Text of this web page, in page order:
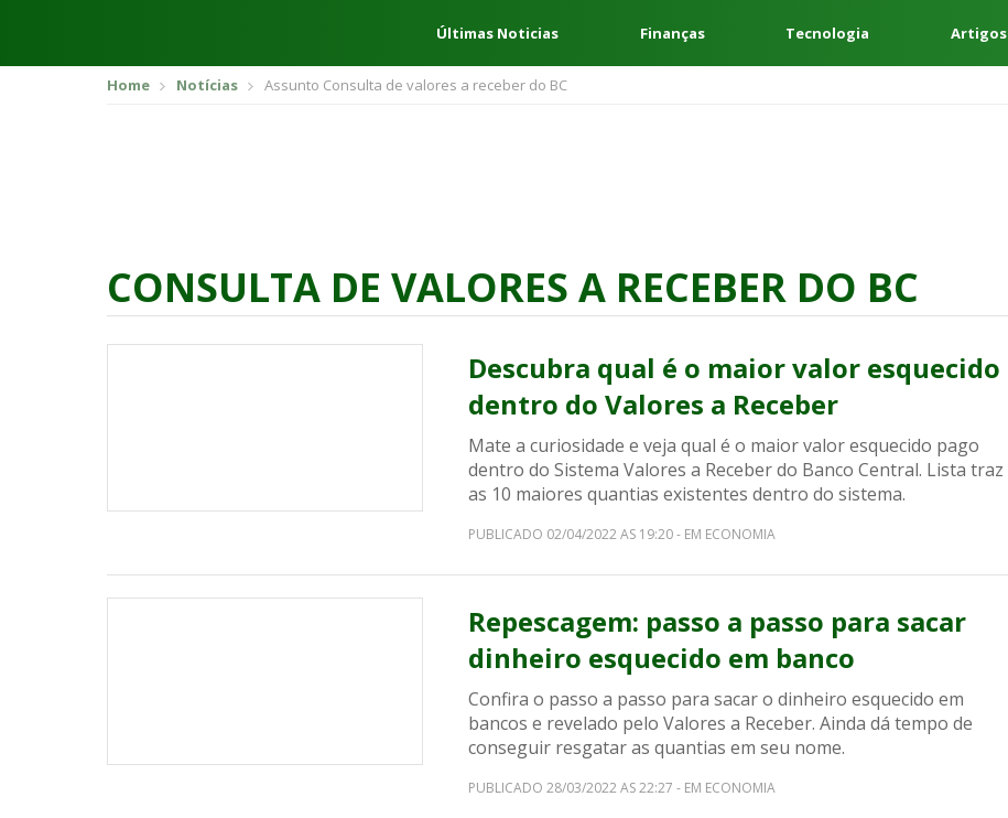
Últimas Noticias Finanças Tecnologia Artigos
Home Notícias Assunto Consulta de valores a receber do BC
CONSULTA DE VALORES A RECEBER DO BC
Descubra qual é o maior valor esquecido
dentro do Valores a Receber
Mate a curiosidade e veja qual é o maior valor esquecido pago
dentro do Sistema Valores a Receber do Banco Central. Lista traz
as 10 maiores quantias existentes dentro do sistema.
PUBLICADO 02/04/2022 AS 19:20 - EM ECONOMIA
Repescagem: passo a passo para sacar
dinheiro esquecido em banco
Confira o passo a passo para sacar o dinheiro esquecido em
bancos e revelado pelo Valores a Receber. Ainda dá tempo de
conseguir resgatar as quantias em seu nome.
PUBLICADO 28/03/2022 AS 22:27 - EM ECONOMIA